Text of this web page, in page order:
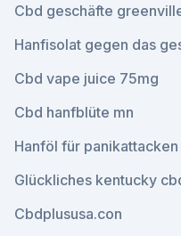
Cbd geschäfte
Hanfisolat gegen das
Cbd vape juice 75mg
Cbd hanfblüte mn
Hanföl für panikattacken
Glückliches kentucky
Cbdplususa.con